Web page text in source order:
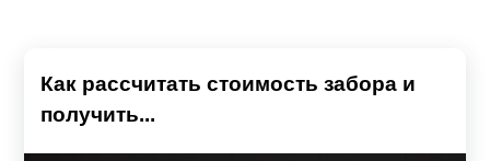
Как рассчитать стоимость забора и
получить...